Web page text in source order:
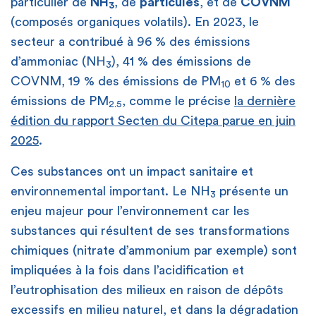
3
(composés organiques volatils). En 2023, le
secteur a contribué à 96 % des émissions
d’ammoniac (NH 3), 41 % des émissions de
COVNM, 19 % des émissions de PM 10 et 6 % des
émissions de PM 2.5 , comme le précise
la dernière
édition du rapport Secten du Citepa parue en juin
2025.
Ces substances ont un impact sanitaire et
environnemental important. Le NH 3 présente un
enjeu majeur pour l’environnement car les
substances qui résultent de ses transformations
chimiques (nitrate d’ammonium par exemple) sont
impliquées à la fois dans l’acidification et
l’eutrophisation des milieux en raison de dépôts
excessifs en milieu naturel, et dans la dégradation